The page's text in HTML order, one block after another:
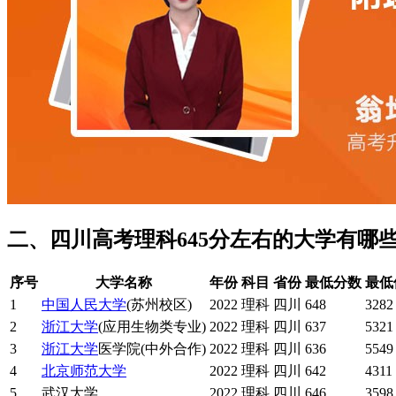
二、四川高考理科645分左右的大学有哪
序号 大学名称 年份 科目 省份 最低分数 最
1
中国人民大学(苏州校区) 2022 理科 四川 648
3282
2
浙江大学(应用生物类专业) 2022 理科 四川 637
5321
3
浙江大学医学院(中外合作) 2022 理科 四川 636
5549
4
北京师范大学 2022 理科 四川 642
4311
5
武汉大学 2022 理科 四川 646 3598